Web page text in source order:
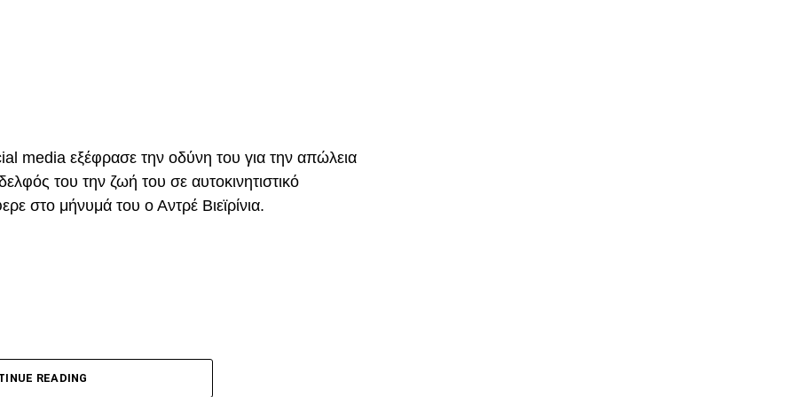
δικιά μας στήριξη παραμείνατε 15μελες μετά
όλοι τον ίδιο δρόμο.”
media εξέφρασε την οδύνη του για την απώλεια
του την ζωή του σε αυτοκινητιστικό
στο μήνυμά του ο Αντρέ Βιεϊρίνια.
READING